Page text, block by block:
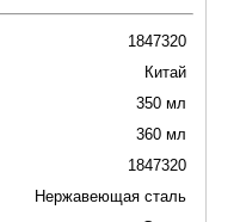
1847320
Китай
350 мл
360 мл
1847320
Нержавеющая сталь